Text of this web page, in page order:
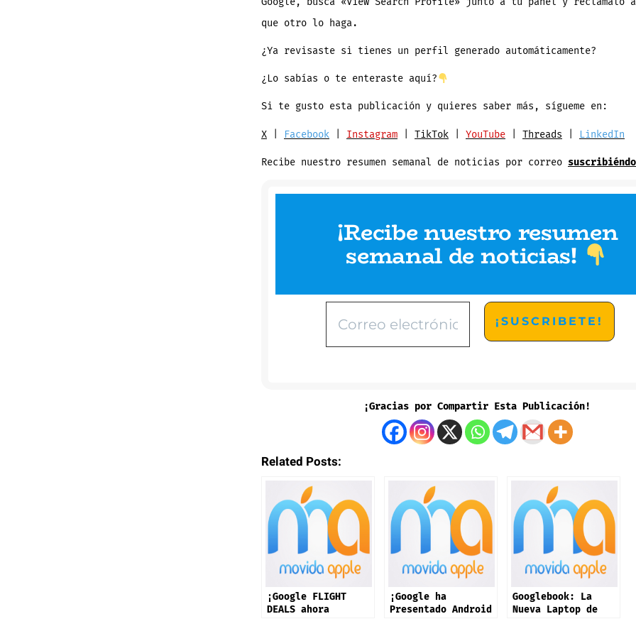
que otro lo haga.
¿Ya revisaste si tienes un perfil generado automáticamente?
¿Lo sabías o te enteraste aquí?
Si te gusto esta publicación y quieres saber más, sígueme en:
X Facebook Instagram TikTok YouTube Threads LinkedIn
Recibe nuestro resumen semanal de noticias por correo
¡Recibe nuestro resumen
semanal de noticias!
¡Gracias por Compartir Esta Publicación!
Related Posts:
¡Google FLIGHT
DEALS ahora
¡Google ha
Presentado Android
Googlebook: La
Nueva Laptop de